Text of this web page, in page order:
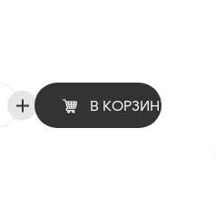
В КОРЗИНУ